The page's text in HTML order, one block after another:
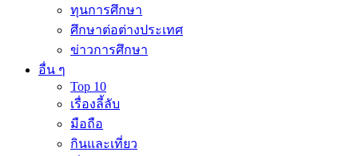
ทุนการศึกษา
ศึกษาต่อต่างประเทศ
ข่าวการศึกษา
อื่น ๆ
Top 10
เรื่องลี้ลับ
มือถือ
กินและเที่ยว